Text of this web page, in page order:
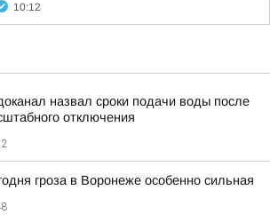
10:12
назвал сроки подачи воды после
отключения
гроза в Воронеже особенно сильная